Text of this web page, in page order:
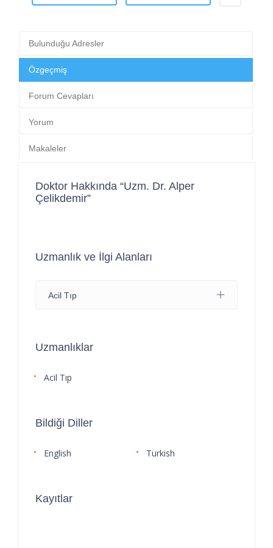
Bulunduğu Adresler
Özgeçmiş
Forum Cevapları
Yorum
Makaleler
Doktor Hakkında “Uzm. Dr. Alper
Çelikdemir”
Uzmanlık ve İlgi Alanları
Acil Tıp
Uzmanlıklar
Acil Tıp
Bildiği Diller
English Turkish
Kayıtlar